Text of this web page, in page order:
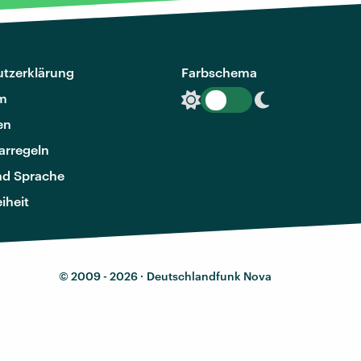
Sprache
Farbschema
© 2009 - 2026 · Deutschlandfunk Nova